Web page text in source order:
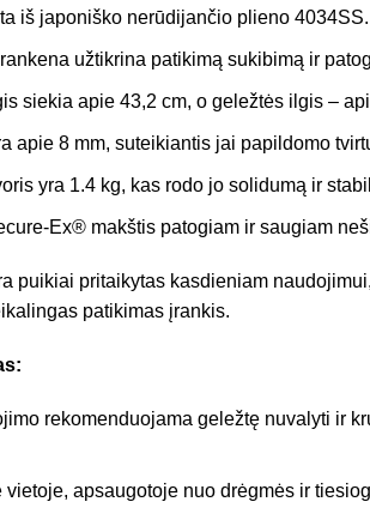
iš japoniško nerūdijančio plieno 4034SS.
užtikrina patikimą sukibimą ir
siekia apie 43,2 cm, o geležtės ilgis –
apie 8 mm, suteikiantis jai papildomo
yra 1.4 kg, kas rodo jo solidumą ir
Ex® makštis patogiam ir saugiam
puikiai pritaikytas kasdieniam
patikimas įrankis.
rekomenduojama geležtę nuvalyti ir
vietoje, apsaugotoje nuo drėgmės ir